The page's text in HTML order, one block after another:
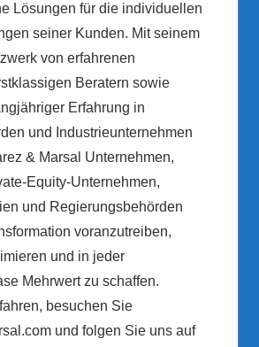
Lösungen für die individuellen
seiner Kunden. Mit seinem
von erfahrenen
Beratern sowie
Erfahrung in
und Industrieunternehmen
& Marsal Unternehmen,
Equity-Unternehmen,
und Regierungsbehörden
voranzutreiben,
und in jeder
Mehrwert zu schaffen.
besuchen Sie
und folgen Sie uns auf